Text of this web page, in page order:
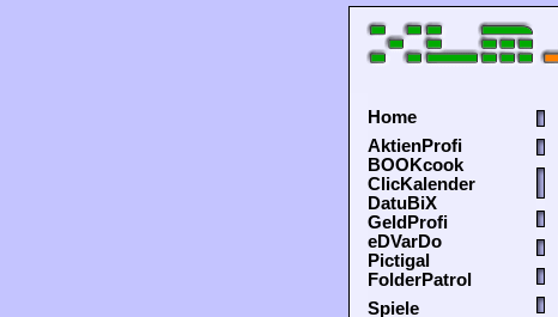
Home
AktienProfi
BOOKcook
ClicKalender
DatuBiX
GeldProfi
eDVarDo
Pictigal
FolderPatrol
Spiele